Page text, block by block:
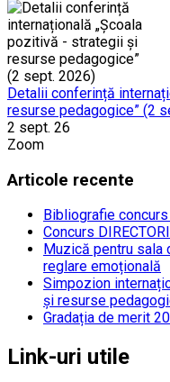
Detalii conferință
resurse pedagogice” (2
2 sept. 26
Zoom
Articole recente
Bibliografie
Concurs
Muzică pentru sala
reglare emoțională
Simpozion
și resurse
Gradația de merit
Link-uri utile